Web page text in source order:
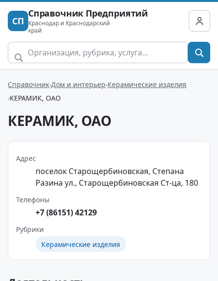
СП
Справочник Предприятий
Краснодар и Краснодарский
край
Справочник Дом и интерьер Керамические изделия
КЕРАМИК, ОАО
КЕРАМИК, ОАО
Адрес
поселок Старощербиновская, Степана
Разина ул., Старощербиновская Ст-ца, 180
Телефоны
+7 (86151) 42129
Рубрики
Керамические изделия